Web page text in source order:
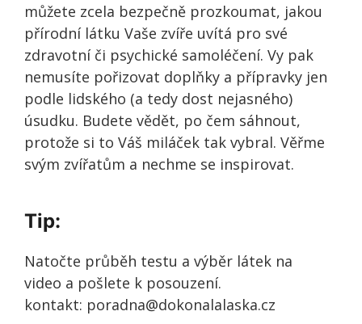
můžete zcela bezpečně prozkoumat, jakou
přírodní látku Vaše zvíře uvítá pro své
zdravotní či psychické samoléčení. Vy pak
nemusíte pořizovat doplňky a přípravky jen
podle lidského (a tedy dost nejasného)
úsudku. Budete vědět, po čem sáhnout,
protože si to Váš miláček tak vybral. Věřme
svým zvířatům a nechme se inspirovat.
Tip:
Natočte průběh testu a výběr látek na
video a pošlete k posouzení.
kontakt: poradna@dokonalalaska.cz